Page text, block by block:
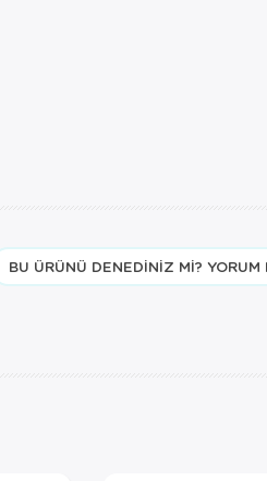
BU ÜRÜNÜ DENEDINIZ MI? YORUM